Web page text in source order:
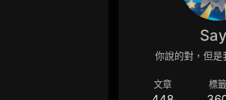
你說的對，但是
文章 標籤